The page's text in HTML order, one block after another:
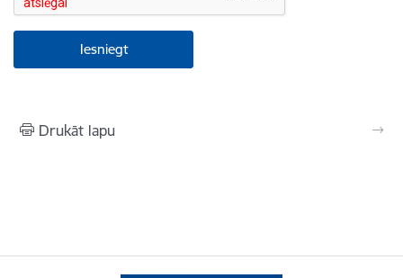
Drukāt lapu